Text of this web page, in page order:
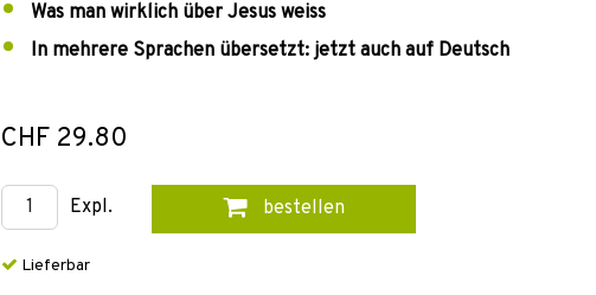
Was man wirklich über Jesus weiss
In mehrere Sprachen übersetzt: jetzt auch auf Deutsch
CHF 29.80
Expl. bestellen
Lieferbar